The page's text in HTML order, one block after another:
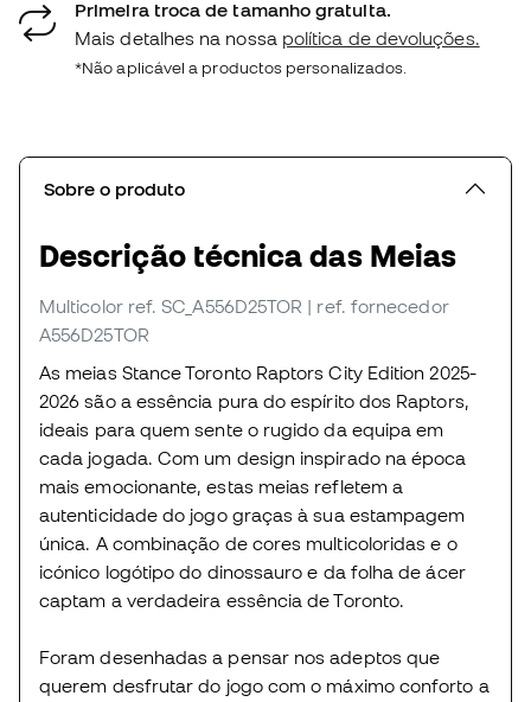
Primeira troca de tamanho gratuita.
Mais detalhes na nossa política de devoluções.
*Não aplicável a productos personalizados.
Sobre o produto
Descrição técnica das Meias
Multicolor ref. SC_A556D25TOR | ref. fornecedor
A556D25TOR
As meias Stance Toronto Raptors City Edition 2025-
2026 são a essência pura do espírito dos Raptors,
ideais para quem sente o rugido da equipa em
cada jogada. Com um design inspirado na época
mais emocionante, estas meias refletem a
autenticidade do jogo graças à sua estampagem
única. A combinação de cores multicoloridas e o
icónico logótipo do dinossauro e da folha de ácer
captam a verdadeira essência de Toronto.
Foram desenhadas a pensar nos adeptos que
querem desfrutar do jogo com o máximo conforto a